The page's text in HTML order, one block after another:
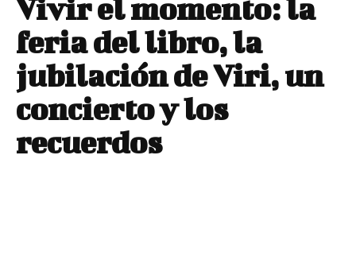
Vivir el momento: la
feria del libro, la
jubilación de Viri, un
concierto y los
recuerdos